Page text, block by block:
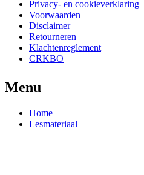
Privacy- en cookieverklaring
Voorwaarden
Disclaimer
Retourneren
Klachtenreglement
CRKBO
Menu
Home
Lesmateriaal